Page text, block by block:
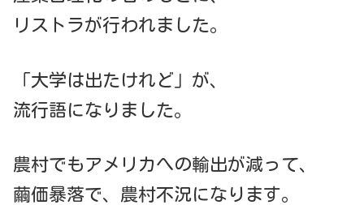
リストラが行われました。
「大学は出たけれど」が、
流行語になりました。
農村でもアメリカへの輸出が減って、
繭価暴落で、農村不況になります。